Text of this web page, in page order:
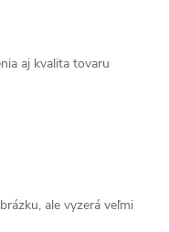
aj kvalita tovaru
ale vyzerá veľmi